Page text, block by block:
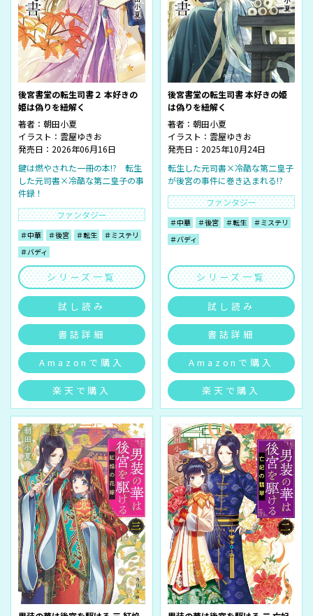
後宮書堂の転生司書２ 本好きの
姫は偽りを紐解く
著者： 朝田小夏
イラスト： 雲屋ゆきお
発売日：2026年06月16日
鍵は燃やされた一冊の本!? 転生
した元司書×冷酷な第二皇子の事
件録！
ファンタジー
＃中華 ＃後宮 ＃転生
＃ミステリ
＃バディ
シリーズ一覧
試し読み
書誌詳細
Amazonで購入
楽天で購入
後宮書堂の転生司書 本好きの姫
は偽りを紐解く
著者： 朝田小夏
イラスト： 雲屋ゆきお
発売日：2025年10月24日
転生した元司書×冷酷な第二皇子
が後宮の事件に巻き込まれる!?
ファンタジー
＃中華 ＃後宮 ＃転生
＃ミステリ
＃バディ
シリーズ一覧
試し読み
書誌詳細
Amazonで購入
楽天で購入